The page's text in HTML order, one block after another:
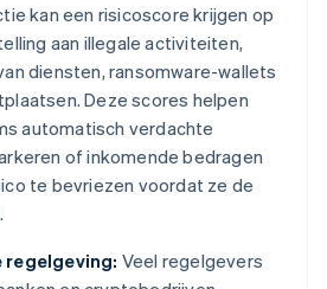
kan een risicoscore krijgen op
aan illegale activiteiten,
diensten, ransomware-wallets
Deze scores helpen
automatisch verdachte
of inkomende bedragen
te bevriezen voordat ze de
regelgeving: Veel regelgevers